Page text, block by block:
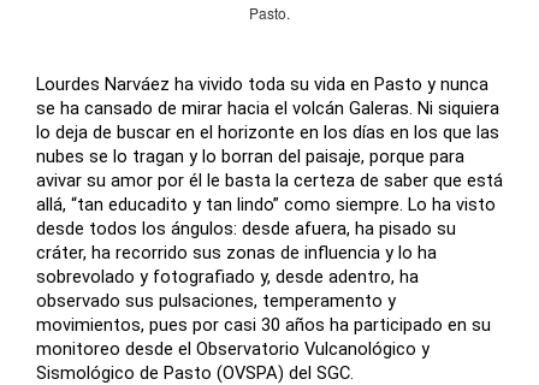
Pasto.
Lourdes Narváez ha vivido toda su vida en Pasto y nunca
se ha cansado de mirar hacia el volcán Galeras. Ni siquiera
lo deja de buscar en el horizonte en los días en los que las
nubes se lo tragan y lo borran del paisaje, porque para
avivar su amor por él le basta la certeza de saber que está
allá, “tan educadito y tan lindo” como siempre. Lo ha visto
desde todos los ángulos: desde afuera, ha pisado su
cráter, ha recorrido sus zonas de influencia y lo ha
sobrevolado y fotografiado y, desde adentro, ha
observado sus pulsaciones, temperamento y
movimientos, pues por casi 30 años ha participado en su
monitoreo desde el Observatorio Vulcanológico y
Sismológico de Pasto (OVSPA) del SGC.